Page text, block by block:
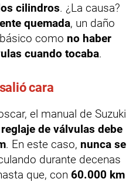
cilindros. ¿La causa?
quemada, un daño
como no haber
cuando tocaba.
cara
el manual de Suzuki
de válvulas debe
. En este caso, nunca se
durante decenas
que, con 60.000 km